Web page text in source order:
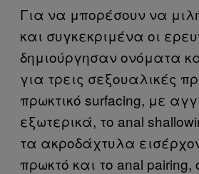
Για να μπορέσουν να
και συγκεκριμένα οι
δημιούργησαν ονόματα
για τρεις σεξουαλικές
πρωκτικό surfacing, με
εξωτερικά, το anal
τα ακροδάχτυλα
πρωκτό και το anal